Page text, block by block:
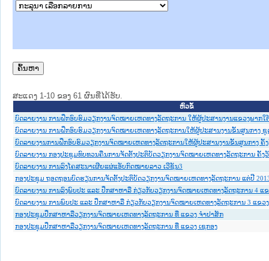
ສະແດງ 1-10 ຂອງ 61 ຜົນທີ່ໄດ້ຮັບ.
ຫົວຂໍ້
ບົດລາຍງານ ການຝຶກອົບຮົມວຽກງານຈົດໝາຍເຫດທາງລັດຖະການ ໃຫ້ຜູ້ປະສານງານແຂວງພາກໃ
ບົດລາຍງານ ການຝຶກອົບຮົມວຽກງານຈົດໝາຍເຫດທາງລັດຖະການໃຫ້ຜູ້ປະສານງານຂັ້ນສູນກາງ ຊຸ
ບົດລາຍງານການຝຶກອົບຮົມວຽກງານຈົດໝາຍເຫດທາງລັດຖະການໃຫ້ຜູ້ປະສານງານຂັ້ນສູນກາງ ຄັ້ງ
ບົດລາຍງານ ກອງປະຊຸມທົບທວນຄືນການຈັດຕັ້ງປະຕິບັດວຽກງານຈົດໝາຍເຫດທາງລັດຖະການ ຄັ້ງວັ
ບົດລາຍງານ ການລົງໂຄສະນາເຜີຍແຜ່ແອັບກົດໝາຍລາວ ເວີຊັນ3
ກອງປະຊຸມ ຖອດຖອນບົດຮຽນການຈັດຕັ້ງປະຕິບັດວຽກງານຈົດໝາຍເຫດທາງລັດຖະການ ແຕ່ປີ
ບົດ​ລາຍ​ງານ ການ​ລົງ​ພົບ​ປະ ແລະ ປຶກ​ສາ​ຫາ​ລື ກ່ຽວ​ກັບ​ວຽກ​ງານ​ຈົດ​ໝາຍ​ເຫດ​ທາງ​ລັດ​ຖະ​ການ 4 ແ
ບົດ​ລາຍ​ງານ ການ​ພົບ​ປະ ແລະ ປຶກ​ສາ​ຫາ​ລື ກ່ຽວ​ກັບ​ວຽກ​ງານ​ຈົດ​ໝາຍ​ເຫດ​ທາງ​ລັດ​ຖະ​ການ 3 ແຂວ
ກອງປະຊຸມປຶກສາຫາລືວຽກງານຈົດໝາຍເຫດທາງລັດຖະການ ທີ່ ແຂວງ ຈຳປາສັກ
ກອງປະຊຸມປຶກສາຫາລືວຽກງານຈົດໝາຍເຫດທາງລັດຖະການ ທີ່ ແຂວງ ເຊກອງ